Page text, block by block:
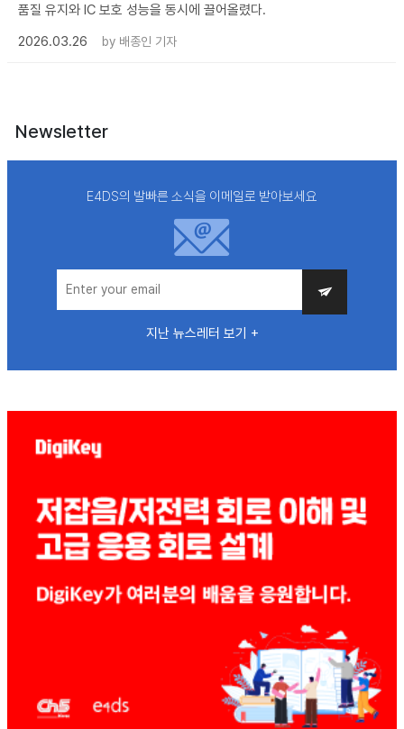
품질 유지와 IC 보호 성능을 동시에 끌어올렸다.
2026.03.26
by 배종인 기자
Newsletter
E4DS의 발빠른 소식을 이메일로 받아보세요
지난 뉴스레터 보기 +